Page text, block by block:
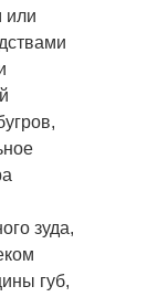
или
зуда,
губ,